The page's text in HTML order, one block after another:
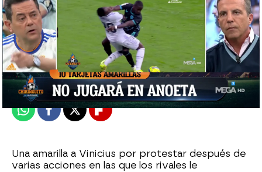
El Chiringuito
Publicado:01 de mayo de 2023, 04:15
WhatsappFacebook
X Flipboard
Una amarilla a Vinicius por protestar después de
varias acciones en las que los rivales le